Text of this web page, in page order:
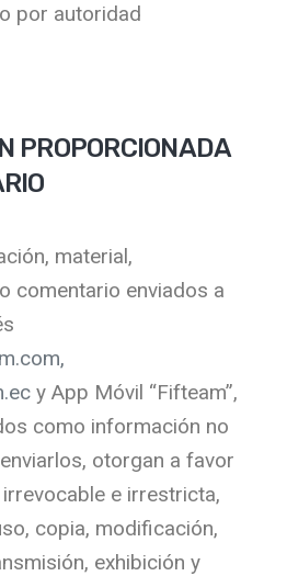
por autoridad
PROPORCIONADA
material,
comentario enviados a
y App Móvil “Fifteam”,
como información no
otorgan a favor
e irrestricta,
copia, modificación,
exhibición y